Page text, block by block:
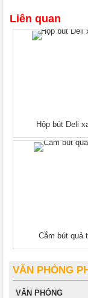
Liên quan
Hộp bút Deli
Cắm bút quả
VĂN PHÒNG
VĂN